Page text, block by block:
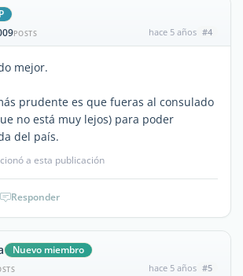
POSTS hace 5 años #4
mejor.
prudente es que fueras al consulado
no está muy lejos) para poder
del país.
a esta publicación
Responder
Nuevo miembro
hace 5 años #5